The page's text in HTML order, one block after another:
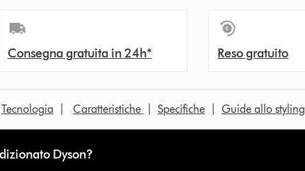
Consegna gratuita in 24h* Reso gratuito
Tecnologia Caratteristiche Specifiche Guide allo styling
Dyson?